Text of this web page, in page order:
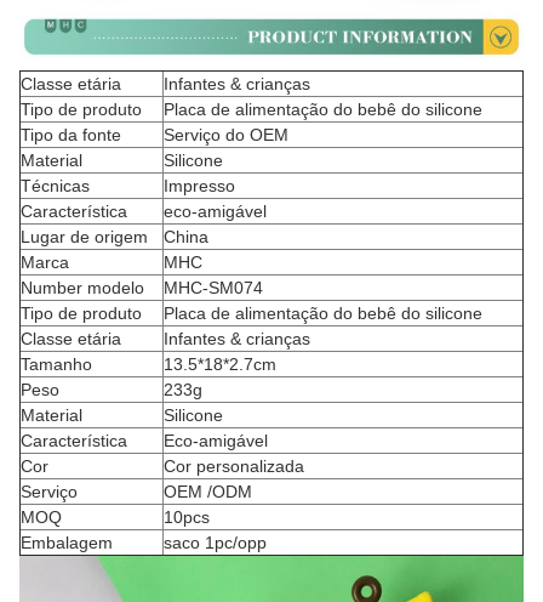
Classe etária
Infantes & crianças
Tipo de produto
Placa de alimentação do bebê do silicone
Tipo da fonte
Serviço do OEM
Material
Silicone
Técnicas
Impresso
Característica
eco-amigável
Lugar de origem
China
Marca
MHC
Number modelo
MHC-SM074
Tipo de produto
Placa de alimentação do bebê do silicone
Classe etária
Infantes & crianças
Tamanho
13.5*18*2.7cm
Peso
233g
Material
Silicone
Característica
Eco-amigável
Cor
Cor personalizada
Serviço
OEM /ODM
MOQ
10pcs
Embalagem
saco 1pc/opp